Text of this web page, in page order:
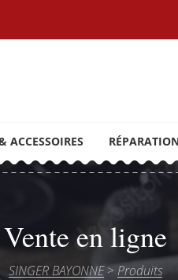
ACCESSOIRES
Vente en ligne
SINGER BAYONNE> Produits